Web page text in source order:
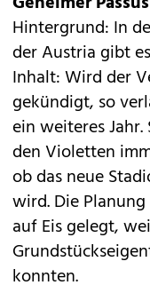
Hintergrund: In
der Austria gibt
Inhalt: Wird der
gekündigt, so
ein weiteres
den Violetten
ob das neue
wird. Die
auf Eis gelegt,
konnten.